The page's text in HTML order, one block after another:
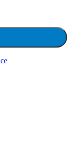
ACQUASTOP